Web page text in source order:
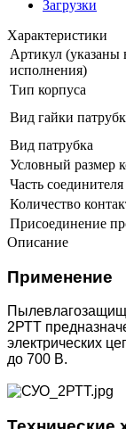
Загрузки
Характеристики
Артикул (указаны
исполнения)
Тип корпуса
Вид гайки
Вид патрубка
Условный размер
Часть соединителя
Количество
Присоединение
Описание
Применение
2РТТ
электрических
до 700 В.